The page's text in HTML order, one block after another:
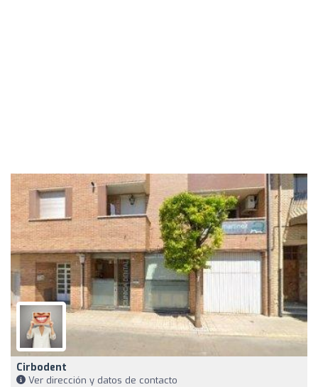
Cirbodent
Ver dirección y datos de contacto